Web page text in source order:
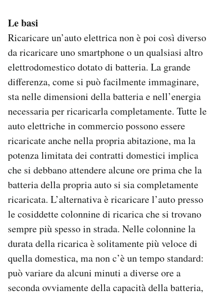
Le basi
Ricaricare un’auto elettrica non è poi così diverso
da ricaricare uno smartphone o un qualsiasi altro
elettrodomestico dotato di batteria. La grande
differenza, come si può facilmente immaginare,
sta nelle dimensioni della batteria e nell’energia
necessaria per ricaricarla completamente. Tutte le
auto elettriche in commercio possono essere
ricaricate anche nella propria abitazione, ma la
potenza limitata dei contratti domestici implica
che si debbano attendere alcune ore prima che la
batteria della propria auto si sia completamente
ricaricata. L’alternativa è ricaricare l’auto presso
le cosiddette colonnine di ricarica che si trovano
sempre più spesso in strada. Nelle colonnine la
durata della ricarica è solitamente più veloce di
quella domestica, ma non c’è un tempo standard:
può variare da alcuni minuti a diverse ore a
seconda ovviamente della capacità della batteria,